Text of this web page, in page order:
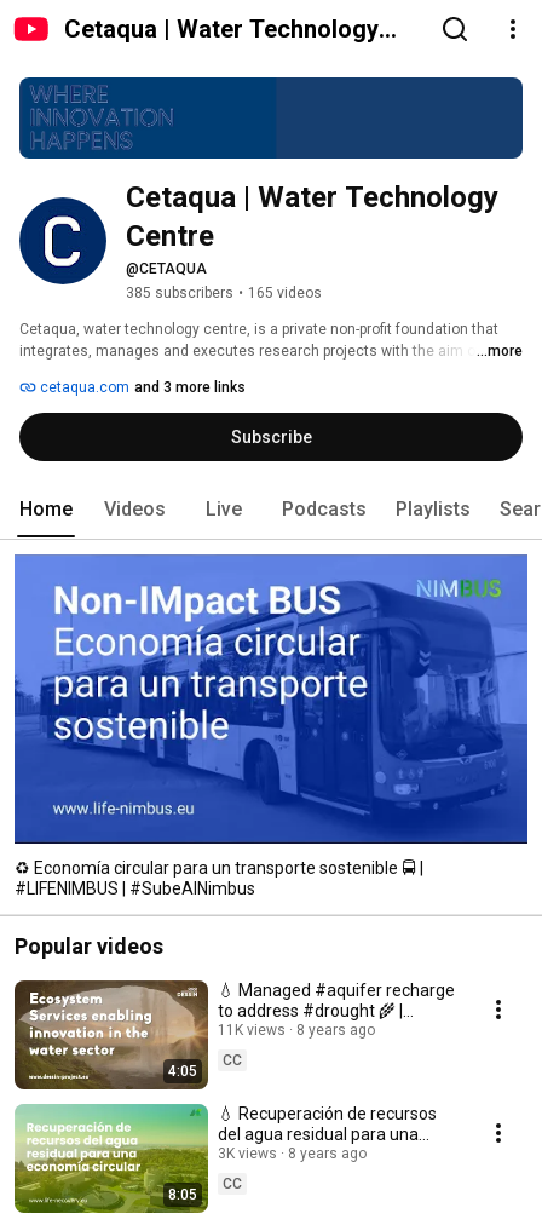
Cetaqua | Water Technology
Cetaqua | Water Technology
Centre
@CETAQUA
385 subscribers • 165 videos
Cetaqua, water technology centre, is a private non-profit foundation that
integrates, manages and executes research projects with the aim of
the area of the integral water cycle. Cetaqua is a technology centre of
reference in the creation of knowledge and the development of
technologies related.
...more
cetaqua.com and 3 more links
Subscribe
Home Videos Live Podcasts Playlists
♻️ Economía circular para un transporte sostenible 🚍 |
#LIFENIMBUS | #SubeAlNimbus
Popular videos
4:05
💧 Managed #aquifer recharge
to address #drought 🌾 |
#DESSIN
11K views
8 years ago
CC
8:05
💧 Recuperación de recursos
del agua residual para una
economía circular ♻️ |
#LIFENecovery
3K views
8 years ago
CC